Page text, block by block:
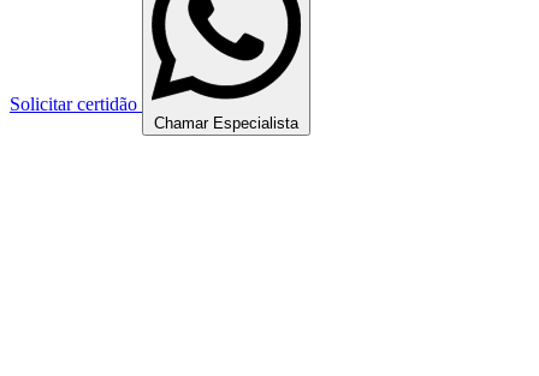
Solicitar certidão
Chamar Especialista